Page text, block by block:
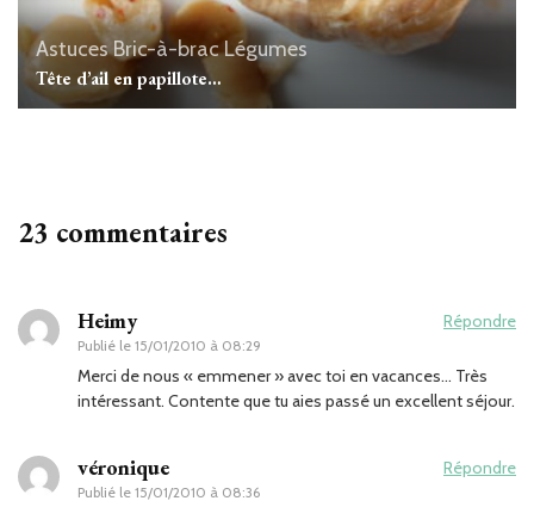
AstucesBric-à-bracLégumes
Tête d’ail en papillote…
23 commentaires
Heimy
Publié le 15/01/2010 à 08:29
Répondre
Merci de nous « emmener » avec toi en vacances… Très
intéressant. Contente que tu aies passé un excellent séjour.
véronique
Publié le 15/01/2010 à 08:36
Répondre